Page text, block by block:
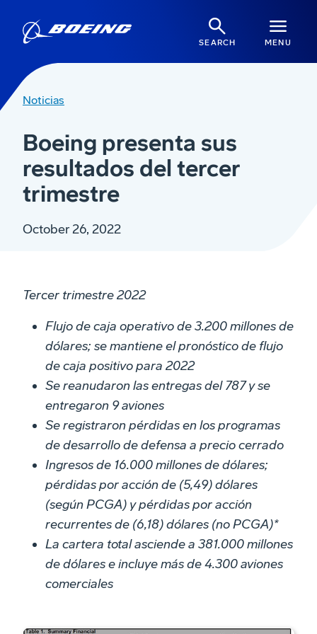
SEARCH MENU
Noticias
Boeing presenta sus
resultados del tercer
trimestre
October 26, 2022
Tercer trimestre 2022
Flujo de caja operativo de 3.200 millones de
dólares; se mantiene el pronóstico de flujo
de caja positivo para 2022
Se reanudaron las entregas del 787 y se
entregaron 9 aviones
Se registraron pérdidas en los programas
de desarrollo de defensa a precio cerrado
Ingresos de 16.000 millones de dólares;
pérdidas por acción de (5,49) dólares
(según PCGA) y pérdidas por acción
recurrentes de (6,18) dólares (no PCGA)*
La cartera total asciende a 381.000 millones
de dólares e incluye más de 4.300 aviones
comerciales